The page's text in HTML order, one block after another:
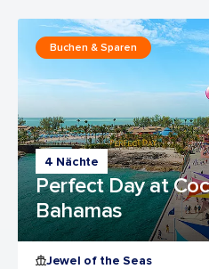
4 Nächte
Perfect Day at
Bahamas
Buchen & Sparen
Jewel of the Seas